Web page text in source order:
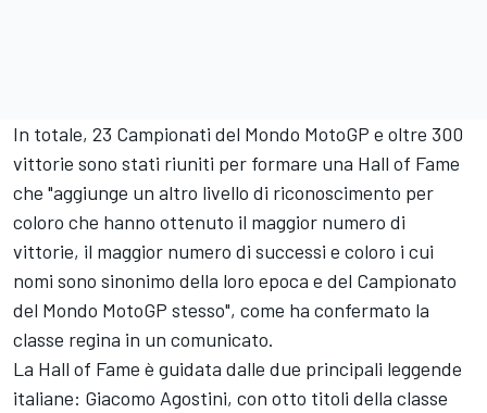
In totale, 23 Campionati del Mondo MotoGP e oltre 300
vittorie sono stati riuniti per formare una Hall of Fame
che "aggiunge un altro livello di riconoscimento per
coloro che hanno ottenuto il maggior numero di
vittorie, il maggior numero di successi e coloro i cui
nomi sono sinonimo della loro epoca e del Campionato
del Mondo MotoGP stesso", come ha confermato la
classe regina in un comunicato.
La Hall of Fame è guidata dalle due principali leggende
italiane: Giacomo Agostini, con otto titoli della classe